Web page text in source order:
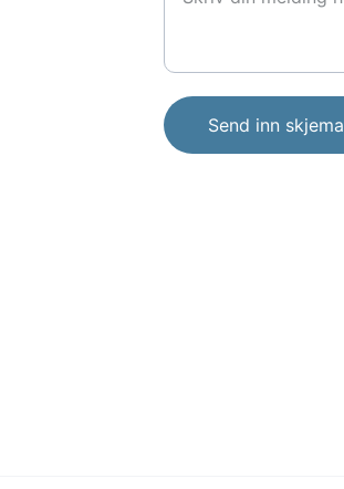
Send inn skjema